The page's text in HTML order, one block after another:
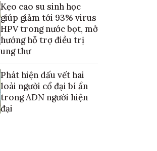
Kẹo cao su sinh học
giúp giảm tới 93% virus
HPV trong nước bọt, mở
hướng hỗ trợ điều trị
ung thư
Phát hiện dấu vết hai
loài người cổ đại bí ẩn
trong ADN người hiện
đại